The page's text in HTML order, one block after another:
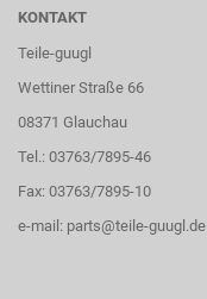
KONTAKT
Teile-guugl
Wettiner Straße 66
08371 Glauchau
Tel.: 03763/7895-46
Fax: 03763/7895-10
e-mail: parts@teile-guugl.de